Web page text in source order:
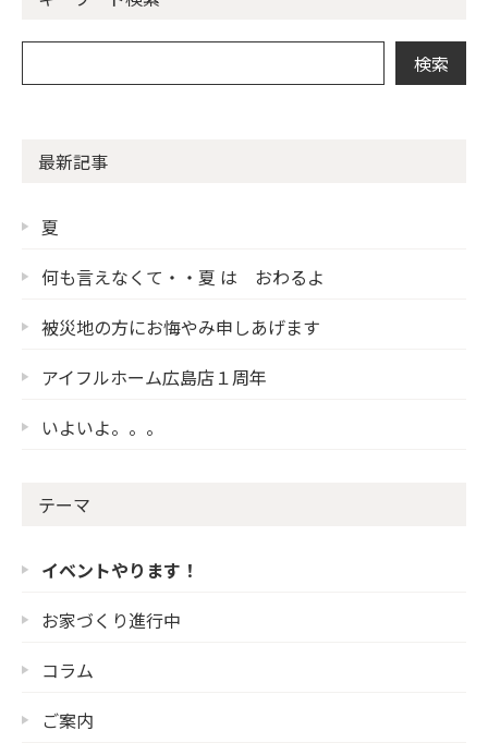
最新記事
夏
何も言えなくて・・夏 は おわるよ
被災地の方にお悔やみ申しあげます
アイフルホーム広島店１周年
いよいよ。。。
テーマ
イベントやります！
お家づくり進行中
コラム
ご案内